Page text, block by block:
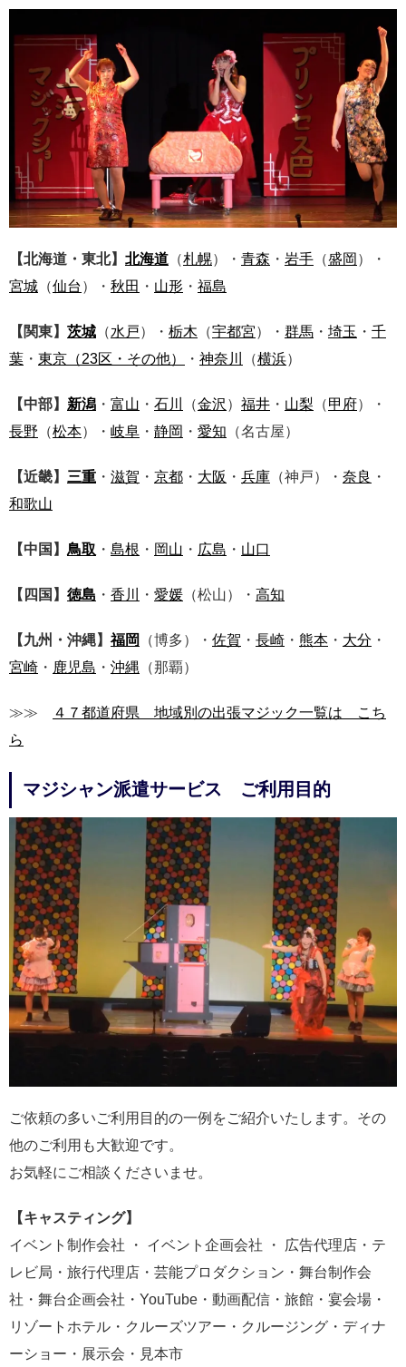
【北海道・東北】 北海道 （札幌）・ 青森 ・ 岩手 （盛岡 ）・
宮城 （仙台 ）・ 秋田 ・ 山形 ・ 福島
【関東】 茨城 （水戸）・ 栃木 （宇都宮）・ 群馬 ・ 埼玉 ・ 千
葉 ・ 東京 （23区・その他） ・ 神奈川 （横浜）
【中部】 新潟 ・ 富山 ・ 石川 （金沢 ） 福井 ・ 山梨 （甲府）・
長野 （松本）・ 岐阜 ・ 静岡 ・ 愛知 （名古屋）
【近畿】 三重 ・ 滋賀 ・ 京都 ・ 大阪 ・ 兵庫 （神戸）・ 奈良 ・
和歌山
【中国】 鳥取 ・ 島根 ・ 岡山 ・ 広島 ・ 山口
【四国】 徳島 ・ 香川 ・ 愛媛 （松山）・ 高知
【九州・沖縄】福岡 （博多）・ 佐賀 ・ 長崎 ・ 熊本 ・ 大分 ・
宮崎 ・ 鹿児島 ・ 沖縄 （那覇）
≫≫
４７都道府県 地域別の出張マジック一覧は こち
ら
マジシャン派遣サービス ご利用目的
ご依頼の多いご利用目的の一例をご紹介いたします。その
他のご利用も大歓迎です。
お気軽にご相談くださいませ。
【キャスティング】
イベント制作会社 ・ イベント企画会社 ・ 広告代理店・テ
レビ局・旅行代理店・芸能プロダクション・舞台制作会
社・舞台企画会社・YouTube・動画配信・旅館・宴会場・
リゾートホテル・クルーズツアー・クルージング・ディナ
ーショー・展示会・見本市